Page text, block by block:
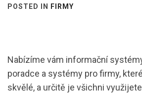
POSTED IN FIRMY
Nabízíme vám informační
poradce a systémy pro firmy,
skvělé, a určitě je všichni